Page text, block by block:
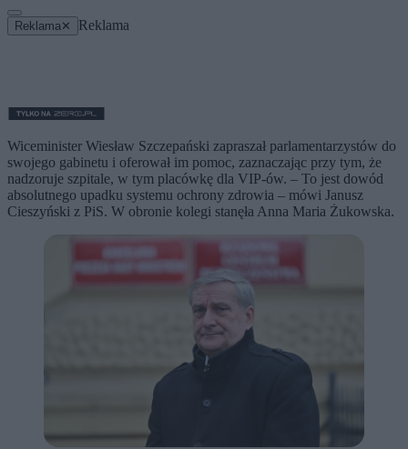
Reklama ✕ Reklama
Wiceminister Wiesław Szczepański zapraszał parlamentarzystów do
swojego gabinetu i oferował im pomoc, zaznaczając przy tym, że
nadzoruje szpitale, w tym placówkę dla VIP-ów. – To jest dowód
absolutnego upadku systemu ochrony zdrowia – mówi Janusz
Cieszyński z PiS. W obronie kolegi stanęła Anna Maria Żukowska.